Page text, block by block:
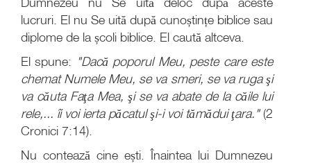
lucruri. El nu Se uită după cunoștințe biblice sau
diplome de la școli biblice. El caută altceva.
El spune: "Dacă poporul Meu, peste care este
chemat Numele Meu, se va smeri, se va ruga şi
va căuta Faţa Mea, şi se va abate de la căile lui
rele,... îi voi ierta păcatul şi-i voi tămădui ţara."(2
Cronici 7:14).
Nu contează cine ești. Înaintea lui Dumnezeu